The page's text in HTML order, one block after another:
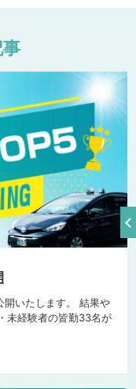
事
開いたします。 結果や
未経験者の皆勤33名が